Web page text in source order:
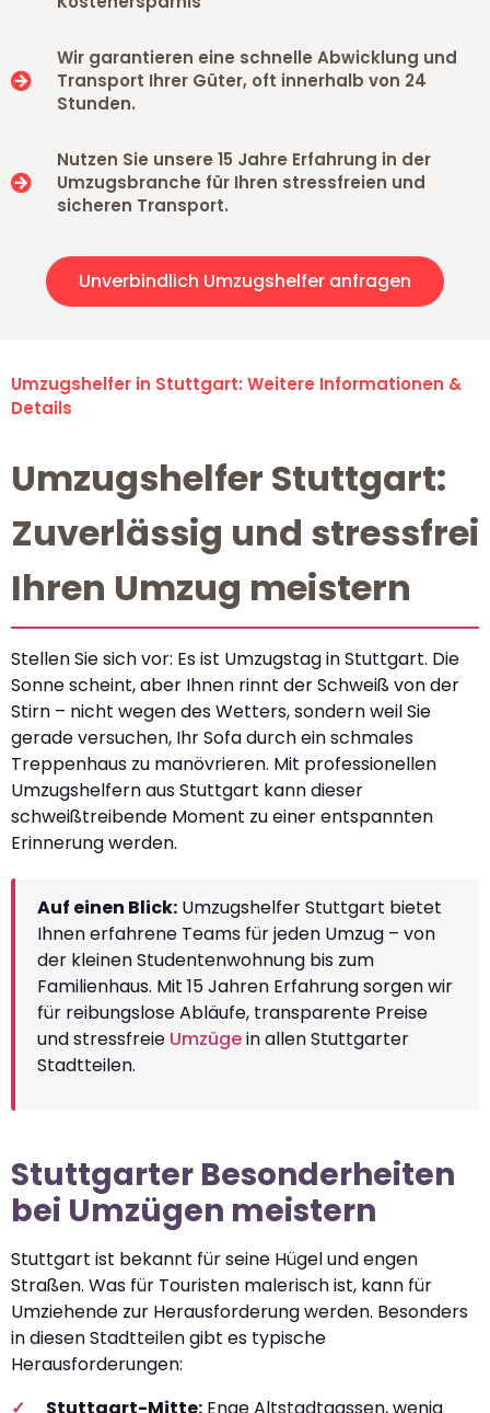
Wir garantieren eine schnelle Abwicklung und
Transport Ihrer Güter, oft innerhalb von 24
Stunden.
Nutzen Sie unsere 15 Jahre Erfahrung in der
Umzugsbranche für Ihren stressfreien und
sicheren Transport.
Unverbindlich Umzugshelfer anfragen
Umzugshelfer in Stuttgart: Weitere Informationen &
Details
Umzugshelfer Stuttgart:
Zuverlässig und stressfrei
Ihren Umzug meistern
Stellen Sie sich vor: Es ist Umzugstag in Stuttgart. Die
Sonne scheint, aber Ihnen rinnt der Schweiß von der
Stirn – nicht wegen des Wetters, sondern weil Sie
gerade versuchen, Ihr Sofa durch ein schmales
Treppenhaus zu manövrieren. Mit professionellen
Umzugshelfern aus Stuttgart kann dieser
schweißtreibende Moment zu einer entspannten
Erinnerung werden.
Auf einen Blick: Umzugshelfer Stuttgart bietet
Ihnen erfahrene Teams für jeden Umzug – von
der kleinen Studentenwohnung bis zum
Familienhaus. Mit 15 Jahren Erfahrung sorgen wir
für reibungslose Abläufe, transparente Preise
und stressfreie Umzügein allen Stuttgarter
Stadtteilen.
Stuttgarter Besonderheiten
bei Umzügen meistern
Stuttgart ist bekannt für seine Hügel und engen
Straßen. Was für Touristen malerisch ist, kann für
Umziehende zur Herausforderung werden. Besonders
in diesen Stadtteilen gibt es typische
Herausforderungen: